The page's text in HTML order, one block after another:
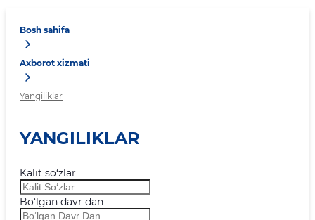
Bosh sahifa
Axborot xizmati
Yangiliklar
YANGILIKLAR
Kalit so‘zlar
Bo‘lgan davr dan